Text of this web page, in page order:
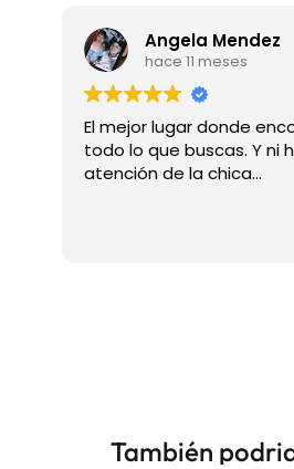
Angela Mendez
hace 11 meses
El mejor lugar donde
todo lo que buscas. Y ni
atención de la chica...
También